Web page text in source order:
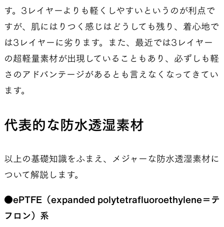
す。3レイヤーよりも軽くしやすいというのが利点で
すが、肌にはりつく感じはどうしても残り、着心地で
は3レイヤーに劣ります。また、最近では3レイヤー
の超軽量素材が出現していることもあり、必ずしも軽
さのアドバンテージがあるとも言えなくなってきてい
ます。
代表的な防水透湿素材
以上の基礎知識をふまえ、メジャーな防水透湿素材に
ついて解説します。
●ePTFE（expanded polytetrafluoroethylene＝テ
フロン）系